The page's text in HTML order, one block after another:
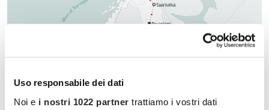
Uso responsabile dei dati
Noi e i nostri 1022 partner trattiamo i vostri dati